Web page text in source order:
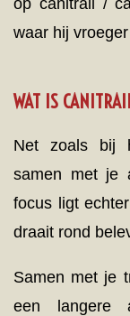
waar hij
WAT IS
Net zoals bij
samen met je
focus ligt
draait rond
Samen met je
een langere